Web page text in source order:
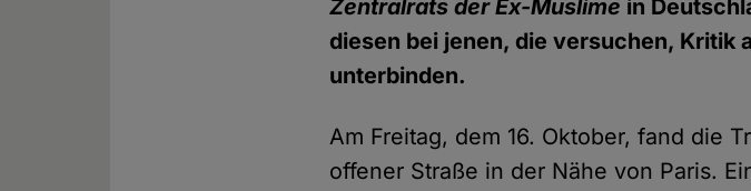
Zentralrats der Ex-Muslime in
diesen bei jenen, die versuchen, Kritik
unterbinden.
Am Freitag, dem 16. Oktober, fand die
offener Straße in der Nähe von Paris.